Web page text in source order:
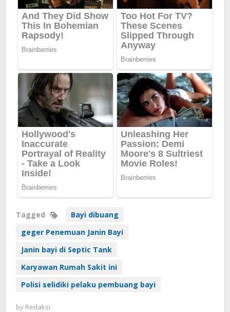
Tagged
Bayi dibuang
geger Penemuan Janin Bayi
Janin bayi di Septic Tank
Karyawan Rumah Sakit ini
Polisi selidiki pelaku pembuang bayi
by Redaksi